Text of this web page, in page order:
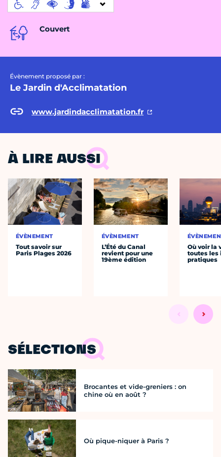
Couvert
Évènement proposé par :
Le Jardin d'Acclimatation
www.jardindacclimatation.fr
À LIRE AUSSI
ÉVÈNEMENT
Tout savoir sur
Paris Plages 2026
ÉVÈNEMENT
L’Été du Canal
revient pour une
19ème édition
Où voir la
toutes les
pratiques
SÉLECTIONS
Brocantes et vide-greniers : on
chine où en août ?
Où pique-niquer à Paris ?